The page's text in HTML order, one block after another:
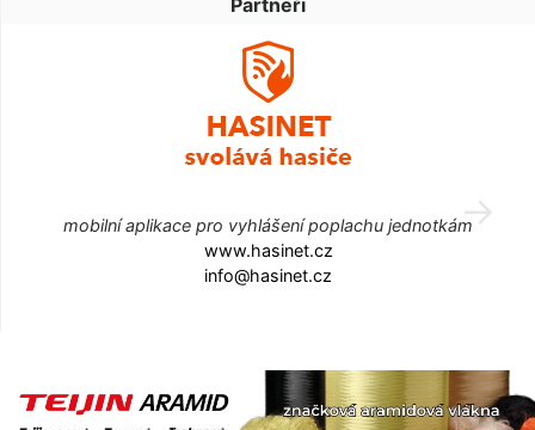
mobilní aplikace pro vyhlášení poplachu jednotkám
www.hasinet.cz
info@hasinet.cz